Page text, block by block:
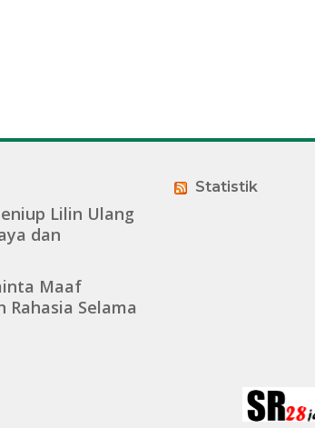
Lilin Ulang
dan
Maaf
Rahasia Selama
Statistik